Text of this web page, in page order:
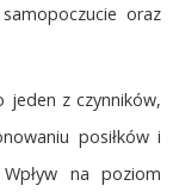
oraz
z czynników,
posiłków i
na poziom